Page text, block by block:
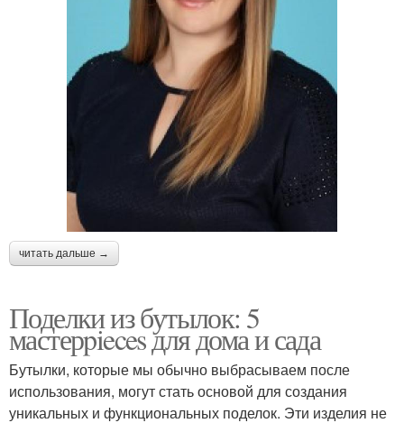
читать дальше →
Поделки из бутылок: 5
мастерpieces для дома и сада
Бутылки, которые мы обычно выбрасываем после
использования, могут стать основой для создания
уникальных и функциональных поделок. Эти изделия не